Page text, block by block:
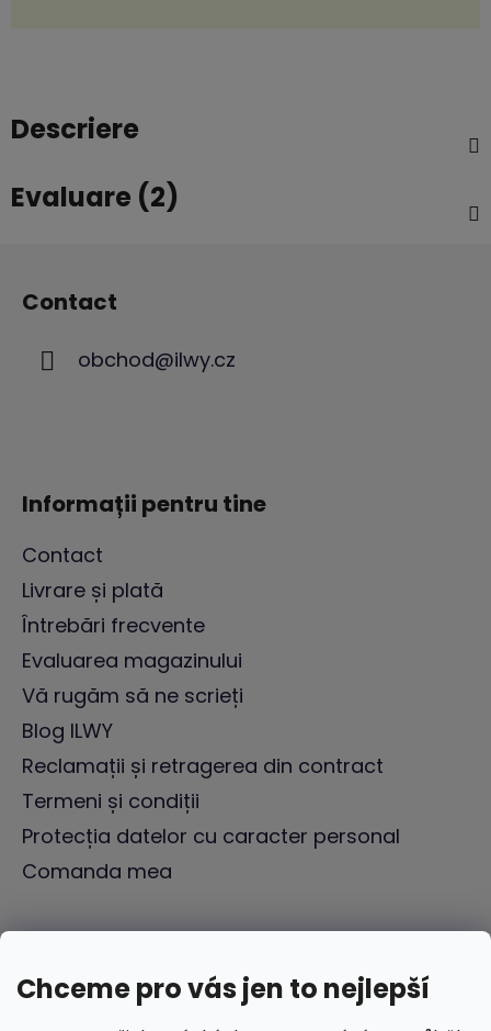
Chceme pro vás jen to nejlepší
Descriere
Evaluare (2)
Contact
obchod@ilwy.cz
Informații pentru tine
Contact
Livrare și plată
Întrebări frecvente
Evaluarea magazinului
Vă rugăm să ne scrieți
Blog ILWY
Reclamații și retragerea din contract
Termeni și condiții
Protecția datelor cu caracter personal
Comanda mea